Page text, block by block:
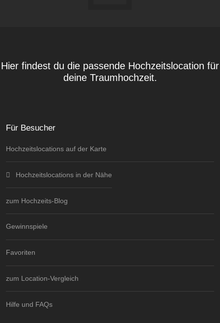
Hier findest du die passende Hochzeitslocation für
deine Traumhochzeit.
Für Besucher
Hochzeitslocations auf der Karte
Hochzeitslocations in der Nähe
zum Hochzeits-Blog
Gewinnspiele
Favoriten
zum Location-Vergleich
Hilfe und FAQs